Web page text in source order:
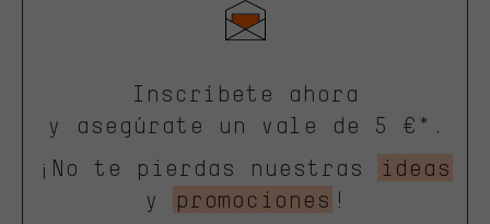
Inscríbete ahora
y asegúrate un vale de 5 €*.
¡No te pierdas nuestras
ideas
y
promociones !